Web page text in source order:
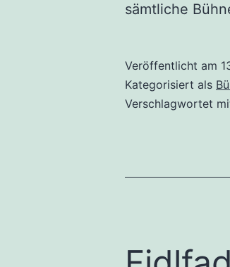
sämtliche
Veröffentlicht am
Kategorisiert als
Verschlagwortet